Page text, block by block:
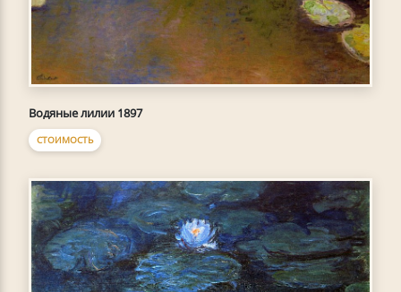
Водяные лилии 1897
СТОИМОСТЬ